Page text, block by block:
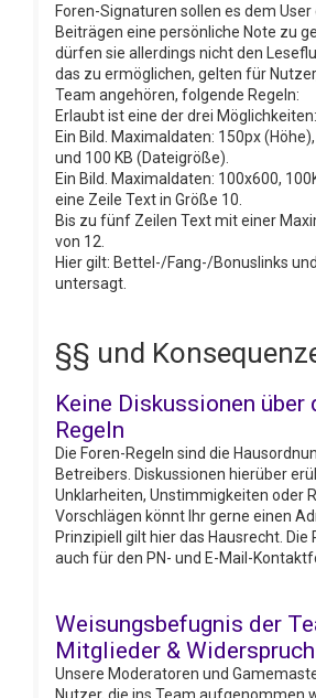
Foren-Signaturen sollen es dem User
Beiträgen eine persönliche Note zu
dürfen sie allerdings nicht den
das zu ermöglichen, gelten für
Team angehören, folgende Regeln:
Erlaubt ist eine der drei Möglichkeiten:
Ein Bild. Maximaldaten: 150px
und 100 KB (Dateigröße).
Ein Bild. Maximaldaten: 100x600,
eine Zeile Text in Größe 10.
Bis zu fünf Zeilen Text mit einer
von 12.
Hier gilt: Bettel-/Fang-/Bonuslinks
untersagt.
§§ und
Keine Diskussionen über
Regeln
Die Foren-Regeln sind die
Betreibers. Diskussionen hierüber
Unklarheiten, Unstimmigkeiten oder
Vorschlägen könnt Ihr gerne einen
Prinzipiell gilt hier das Hausrecht. Die
auch für den PN- und E-Mail-
Weisungsbefugnis der
Mitglieder & Widerspruch
Unsere Moderatoren und